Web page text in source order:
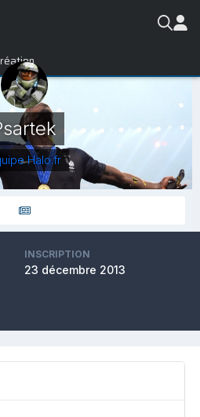
Halo.fr
INSCRIPTION
23 décembre 2013